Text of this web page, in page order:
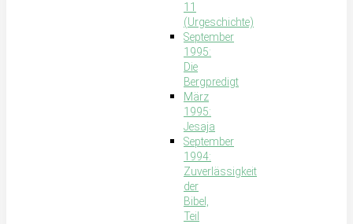
11
(Urgeschichte)
September
1995:
Die
Bergpredigt
März
1995:
Jesaja
September
1994:
Zuverlässigkeit
der
Bibel,
Teil